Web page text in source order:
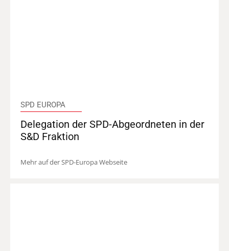
SPD EUROPA
Delegation der SPD-Abgeordneten in der
S&D Fraktion
Mehr auf der SPD-Europa Webseite